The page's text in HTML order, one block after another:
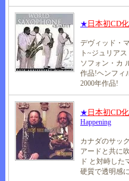
★ 日本初CD
デヴィッド・
ト~ジュリア
ソフォン・カ
作品!ヘンフィ
2000年作品!
★ 日本初CD
Happening
カナダのサッ
アードと共に
ド と対峙し
硬質で透明感